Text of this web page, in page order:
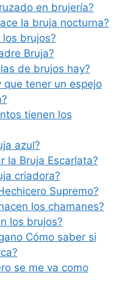
en brujería?
la bruja nocturna?
brujos?
Bruja?
de brujos hay?
que tener un espejo
tienen los
azul?
la Bruja Escarlata?
criadora?
Supremo?
los chamanes?
los brujos?
Cómo saber si
se me va como